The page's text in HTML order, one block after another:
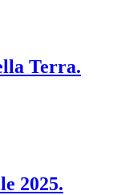
Terra.
2025.